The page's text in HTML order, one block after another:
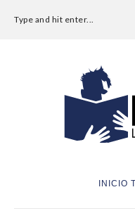
Type and hit enter...
INICIO